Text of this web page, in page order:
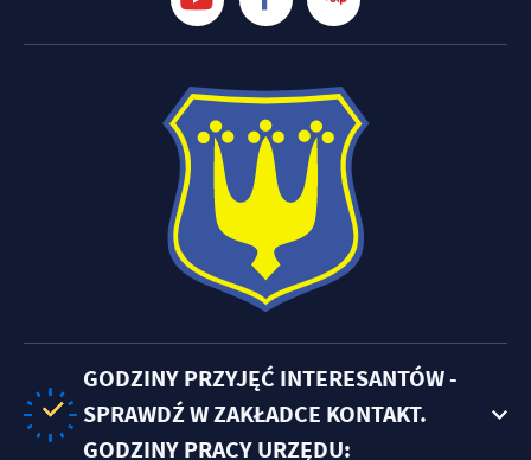
GODZINY PRZYJĘĆ INTERESANTÓW -
SPRAWDŹ W ZAKŁADCE KONTAKT.
GODZINY PRACY URZĘDU: